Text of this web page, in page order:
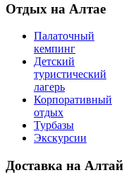
Отдых на Алтае
Палаточный
кемпинг
Детский
туристический
лагерь
Корпоративный
отдых
Турбазы
Экскурсии
Доставка на Алтай